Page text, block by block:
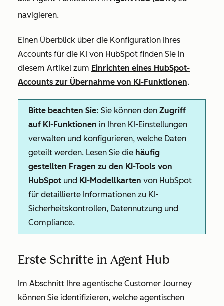
navigieren.
Einen Überblick über die Konfiguration Ihres
Accounts für die KI von HubSpot finden Sie in
diesem Artikel zum Einrichten eines HubSpot-
Accounts zur Übernahme von KI-Funktionen.
Bitte beachten Sie: Sie können den Zugriff
auf KI-Funktionen in Ihren KI-Einstellungen
verwalten und konfigurieren, welche Daten
geteilt werden. Lesen Sie die häufig
gestellten Fragen zu den KI-Tools von
HubSpot und KI-Modellkarten von HubSpot
für detaillierte Informationen zu KI-
Sicherheitskontrollen, Datennutzung und
Compliance.
Erste Schritte in Agent Hub
Im Abschnitt Ihre agentische Customer Journey
können Sie identifizieren, welche agentischen